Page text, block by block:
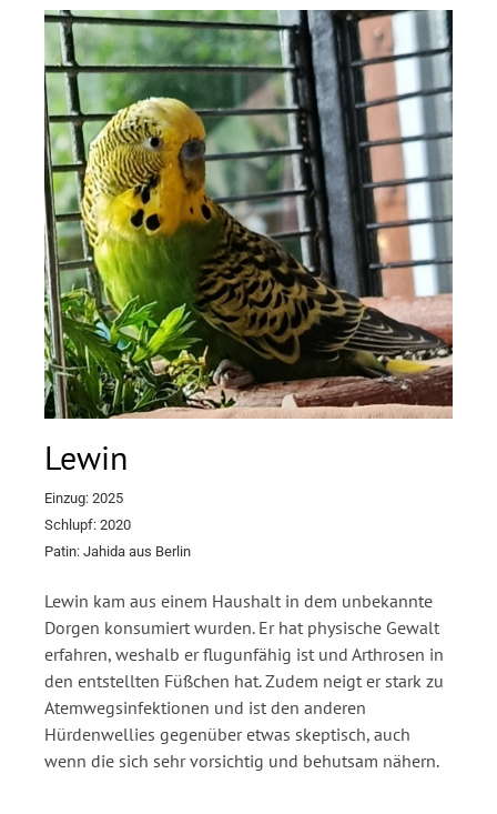
Lewin
Einzug: 2025
Schlupf: 2020
Patin: Jahida aus Berlin
Lewin kam aus einem Haushalt in dem unbekannte
Dorgen konsumiert wurden. Er hat physische Gewalt
erfahren, weshalb er flugunfähig ist und Arthrosen in
den entstellten Füßchen hat. Zudem neigt er stark zu
Atemwegsinfektionen und ist den anderen
Hürdenwellies gegenüber etwas skeptisch, auch
wenn die sich sehr vorsichtig und behutsam nähern.